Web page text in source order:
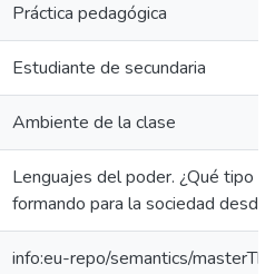
Práctica pedagógica
Estudiante de secundaria
Ambiente de la clase
Lenguajes del poder. ¿Qué tipo
formando para la sociedad desde
info:eu-repo/semantics/